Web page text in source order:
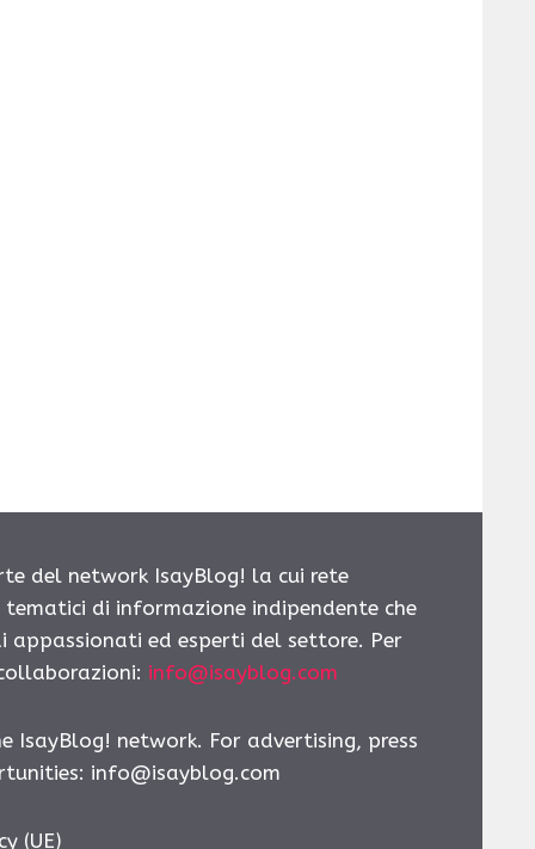
del network IsayBlog! la cui rete
di informazione indipendente che
ed esperti del settore. Per
info@isayblog.com
IsayBlog! network. For advertising, press
info@isayblog.com
(UE)